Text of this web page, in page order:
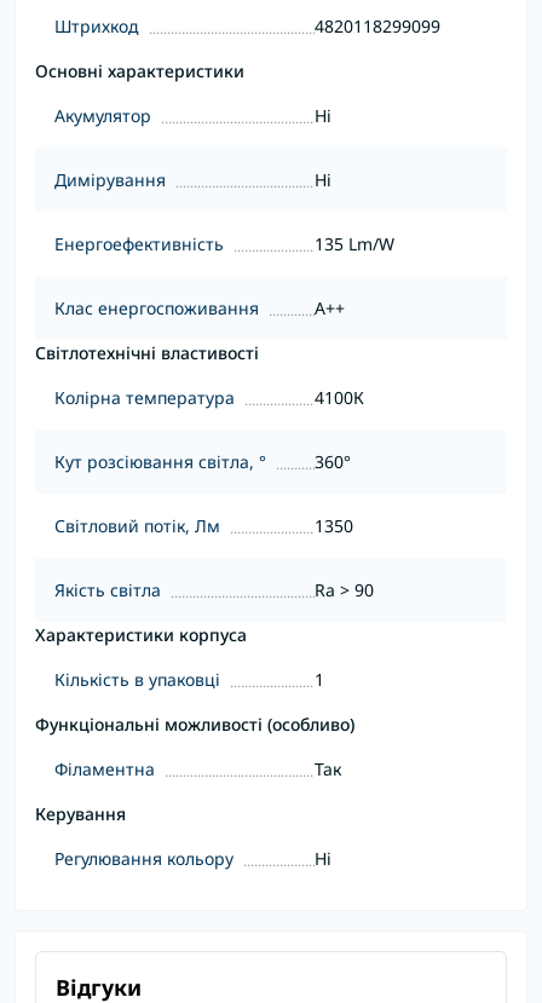
Штрихкод
4820118299099
Основні характеристики
Акумулятор
Ні
Димірування Ні
Енергоефективність 135 Lm/W
Клас енергоспоживання
A++
Світлотехнічні властивості
Колірна температура
4100К
Кут розсіювання світла, ° 360°
Світловий потік, Лм 1350
Якість світла
Ra > 90
Характеристики корпуса
Кількість в упаковці
1
Функціональні можливості (особливо)
Філаментна
Так
Керування
Регулювання кольору
Ні
Відгуки